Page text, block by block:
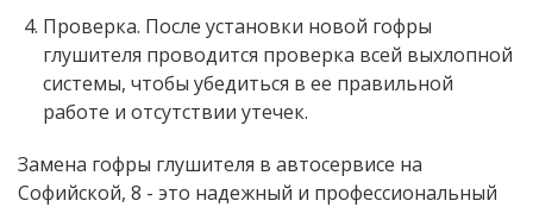
Проверка. После установки новой гофры
глушителя проводится проверка всей выхлопной
системы, чтобы убедиться в ее правильной
работе и отсутствии утечек.
Замена гофры глушителя в автосервисе на
Софийской, 8 - это надежный и профессиональный